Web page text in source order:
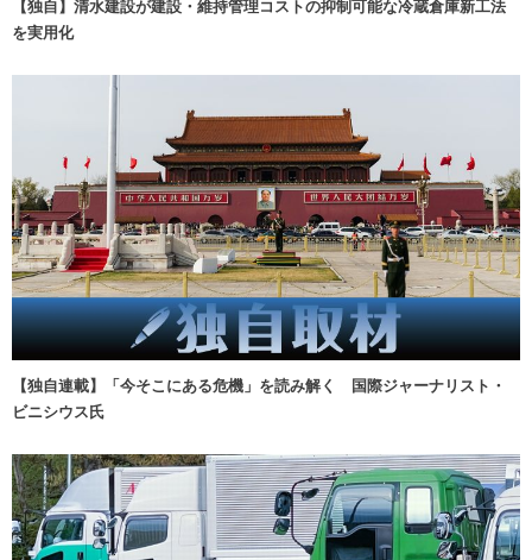
【独自】清水建設が建設・維持管理コストの抑制可能な冷蔵倉庫新工法
を実用化
【独自連載】「今そこにある危機」を読み解く 国際ジャーナリスト・
ビニシウス氏